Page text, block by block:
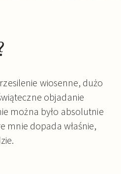
wiosenne, dużo
objadanie
można było absolutnie
mnie dopada właśnie,